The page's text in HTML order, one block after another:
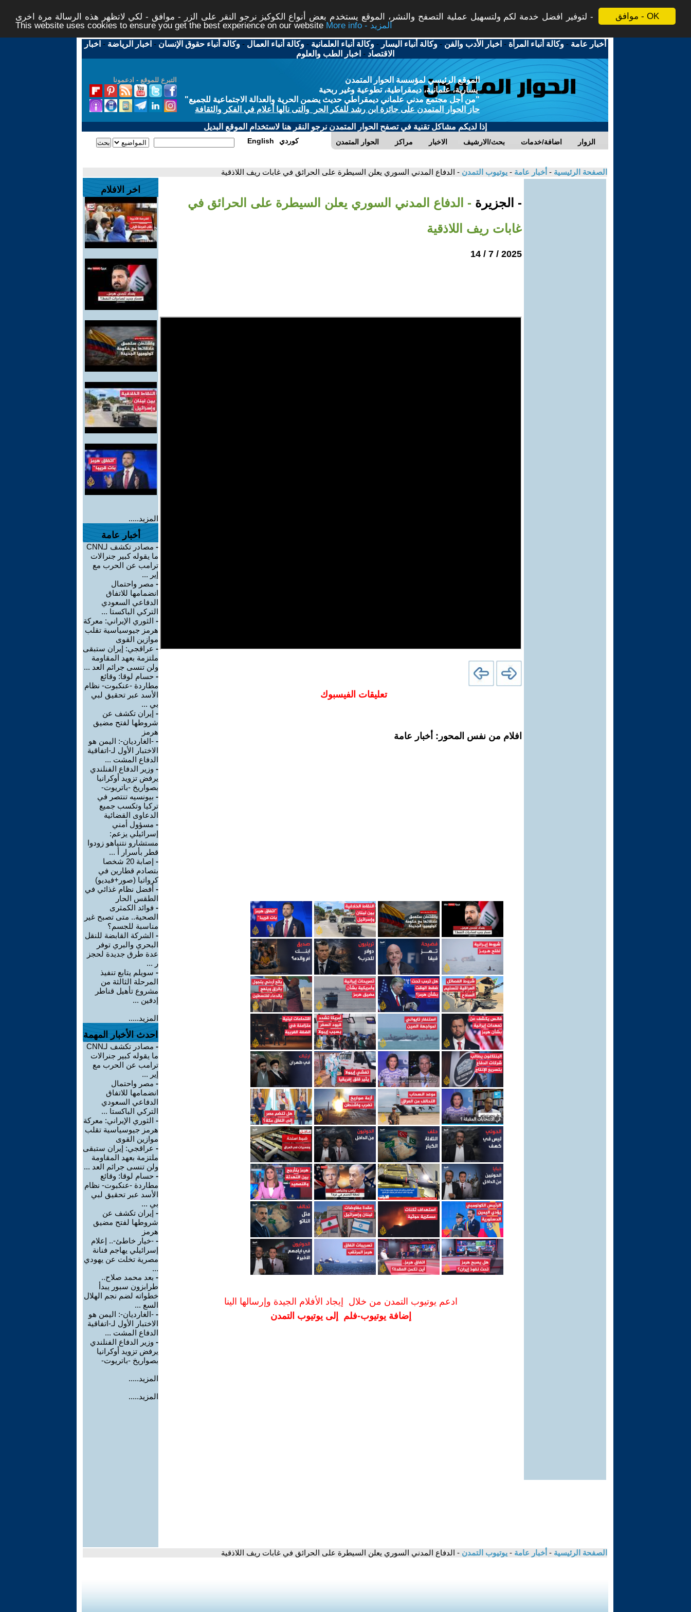
موافق - OK
لتوفير افضل خدمة لكم ولتسهيل عملية التصفح والنشر، الموقع يستخدم بعض أنواع الكوكيز نرجو النقر على الزر - موافق - لكي لاتظهر هذه الرسالة مرة اخرى -
This website uses cookies to ensure you get the best experience on our website
More info - المزيد
أخبار عامة -وكالة أنباء المرأة - اخبار الأدب والفن -وكالة أنباء اليسار -وكالة أنباء العلمانية -وكالة أنباء العمال -وكالة أنباء حقوق الإنسان - اخبار الرياضة - اخبار
الاقتصاد - اخبار الطب والعلوم
التبرع للموقع - ادعمونا
الموقع الرئيسي لمؤسسة الحوار المتمدن
يسارية، علمانية، ديمقراطية، تطوعية وغير ربحية
"من أجل مجتمع مدني علماني ديمقراطي حديث يضمن الحرية والعدالة الاجتماعية للجميع"
حاز الحوار المتمدن على جائزة ابن رشد للفكر الحر والتى نالها أعلام في الفكر والثقافة
إذا لديكم مشاكل تقنية في تصفح الحوار المتمدن نرجو النقر هنا لاستخدام الموقع البديل
الحوار المتمدن مراكز الاخبار بحث/الارشيف اضافة/خدمات الزوار English كوردي
الصفحة الرئيسية - أخبار عامة - يوتيوب التمدن - الدفاع المدني السوري يعلن السيطرة على الحرائق في غابات ريف اللاذقية
- الجزيرة - الدفاع المدني السوري يعلن السيطرة على الحرائق في
غابات ريف اللاذقية
2025 / 7 / 14
تعليقات الفيسبوك
افلام من نفس المحور: أخبار عامة
ادعم يوتيوب التمدن من خلال إيجاد الأفلام الجيدة وإرسالها الينا
إضافة يوتيوب-فلم إلى يوتيوب التمدن
اخر الافلام
المزيد.....
أخبار عامة
-
مصادر تكشف لـCNN
ما يقوله كبير جنرالات
ترامب عن الحرب مع
إير ...
- مصر واحتمال
انضمامها للاتفاق
الدفاعي السعودي
التركي الباكستا ...
- الثوري الإيراني: معركة
هرمز جيوسياسية تقلب
موازين القوى
- عراقجي: إيران ستبقى
ملتزمة بعهد المقاومة
ولن تنسى جرائم العد ...
- حسام لوقا: وقائع
مطاردة -عنكبوت- نظام
الأسد عبر تحقيق لبي
بي ...
- إيران تكشف عن
شروطها لفتح مضيق
هرمز
- -الغارديان-: اليمن هو
الاختبار الأول لـ-اتفاقية
الدفاع المشت ...
- وزير الدفاع الفنلندي
يرفض تزويد أوكرانيا
بصواريخ -باتريوت-
- بيونسيه تنتصر في
تركيا وتكسب جميع
الدعاوى القضائية
- مسؤول أمني
إسرائيلي يزعم:
مستشارو نتنياهو زودوا
قطر بأسرار أ ...
-
إصابة 20 شخصا
بتصادم قطارين في
كرواتيا (صور+فيديو)
- أفضل نظام غذائي في
الطقس الحار
- فوائد الكمثرى
الصحية.. متى تصبح غير
مناسبة للجسم؟
- الشركة القابضة للنقل
البحري والبري توفر
عدة طرق جديدة لحجز
ر ...
- سويلم يتابع تنفيذ
المرحلة الثالثة من
مشروع تأهيل قناطر
إدفين ...
المزيد.....
احدث الأخبار المهمة
-
مصادر تكشف لـCNN
ما يقوله كبير جنرالات
ترامب عن الحرب مع
إير ...
- مصر واحتمال
انضمامها للاتفاق
الدفاعي السعودي
التركي الباكستا ...
- الثوري الإيراني: معركة
هرمز جيوسياسية تقلب
موازين القوى
- عراقجي: إيران ستبقى
ملتزمة بعهد المقاومة
ولن تنسى جرائم العد ...
- حسام لوقا: وقائع
مطاردة -عنكبوت- نظام
الأسد عبر تحقيق لبي
بي ...
- إيران تكشف عن
شروطها لفتح مضيق
هرمز
- -خيار خاطئ-.. إعلام
إسرائيلي يهاجم فنانة
مصرية تخلت عن يهودي
...
- بعد محمد صلاح..
طرابزون سبور يبدأ
خطواته لضم نجم الهلال
السع ...
- -الغارديان-: اليمن هو
الاختبار الأول لـ-اتفاقية
الدفاع المشت ...
- وزير الدفاع الفنلندي
يرفض تزويد أوكرانيا
بصواريخ -باتريوت-
المزيد.....
المزيد.....
الصفحة الرئيسية - أخبار عامة - يوتيوب التمدن - الدفاع المدني السوري يعلن السيطرة على الحرائق في غابات ريف اللاذقية